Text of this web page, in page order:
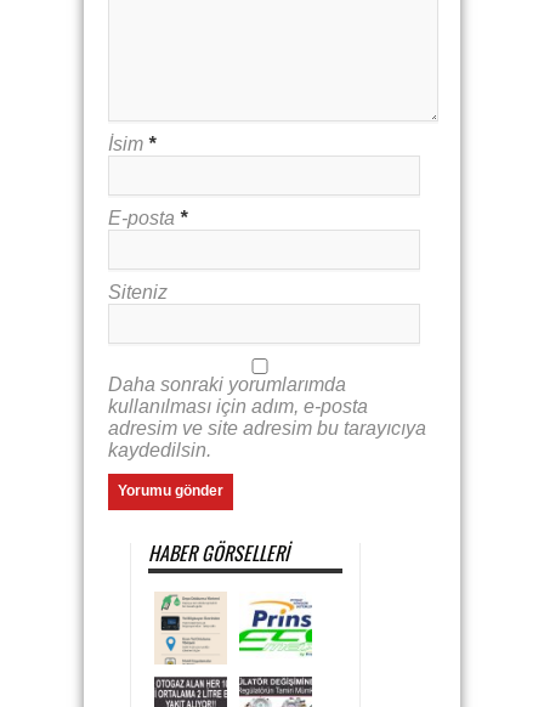
İsim *
E-posta *
Siteniz
Daha sonraki yorumlarımda
kullanılması için adım, e-posta
adresim ve site adresim bu tarayıcıya
kaydedilsin.
HABER GÖRSELLERI